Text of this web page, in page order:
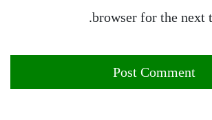
browser for the next